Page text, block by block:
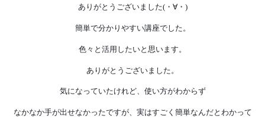
ありがとうございました(・∀・ )
簡単で分かりやすい講座でした。
色々と活用したいと思います。
ありがとうございました。
気になっていたけれど、使い方がわからず
なかなか手が出せなかったですが、実はすごく簡単なんだとわかって